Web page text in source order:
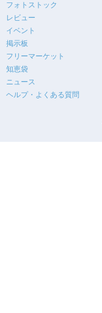
フォトストック
レビュー
イベント
掲示板
フリーマーケット
知恵袋
ニュース
ヘルプ・よくある質問